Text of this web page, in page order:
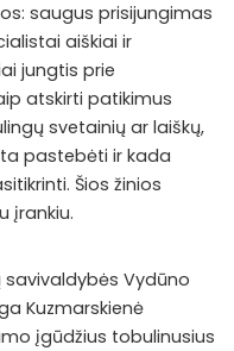
saugus prisijungimas
aiškiai ir
jungtis prie
atskirti patikimus
svetainių ar laiškų,
pastebėti ir kada
Šios žinios
įrankiu.
Vydūno
Kuzmarskienė
įgūdžius tobulinusius